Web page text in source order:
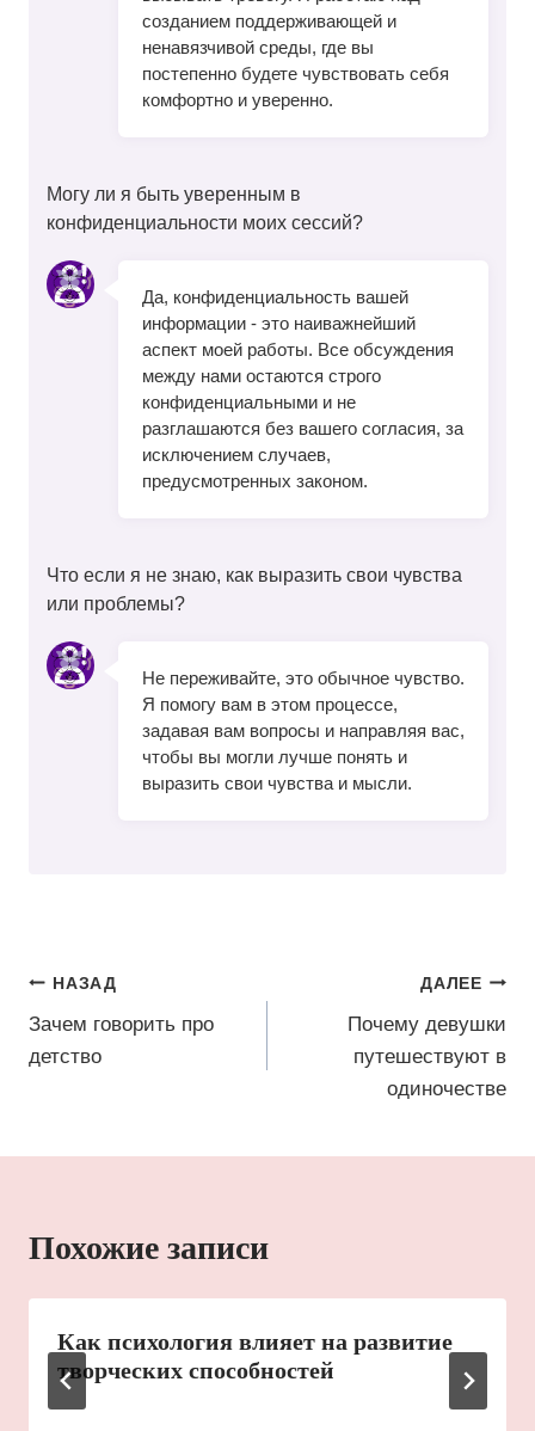
созданием поддерживающей и
ненавязчивой среды, где вы
постепенно будете чувствовать себя
комфортно и уверенно.
Могу ли я быть уверенным в
конфиденциальности моих сессий?
Да, конфиденциальность вашей
информации - это наиважнейший
аспект моей работы. Все обсуждения
между нами остаются строго
конфиденциальными и не
разглашаются без вашего согласия, за
исключением случаев,
предусмотренных законом.
Что если я не знаю, как выразить свои чувства
или проблемы?
Не переживайте, это обычное чувство.
Я помогу вам в этом процессе,
задавая вам вопросы и направляя вас,
чтобы вы могли лучше понять и
выразить свои чувства и мысли.
Навигация
по
записям
НАЗАД
Зачем говорить про
детство
ДАЛЕЕ
Почему девушки
путешествуют в
одиночестве
Похожие записи
Как психология влияет на развитие
творческих способностей